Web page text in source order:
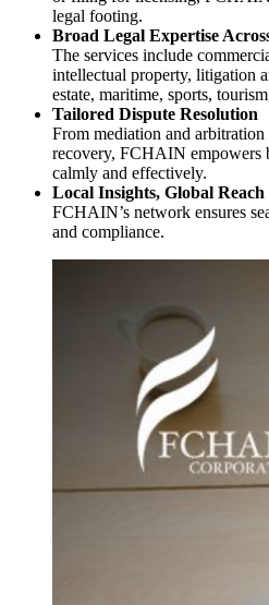
legal footing.
Broad Legal Expertise
The services include
intellectual property, litigation
estate, maritime, sports,
Tailored Dispute Resolution
From mediation and
recovery, FCHAIN empowers
calmly and effectively.
Local Insights, Global Reach
FCHAIN’s network ensures
and compliance.